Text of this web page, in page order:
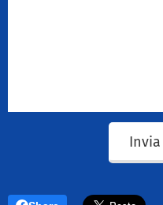
Invia